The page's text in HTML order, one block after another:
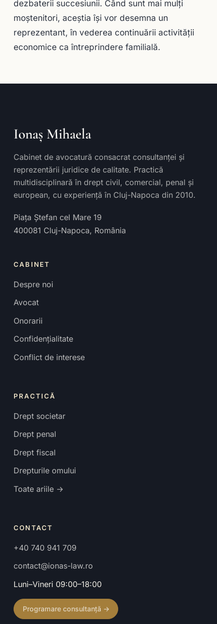
dezbaterii succesiunii. Când sunt mai mulţi
moştenitori, aceştia îşi vor desemna un
reprezentant, în vederea continuării activităţii
economice ca întreprindere familială.
Ionaș Mihaela
Cabinet de avocatură consacrat consultanței și
reprezentării juridice de calitate. Practică
multidisciplinară în drept civil, comercial, penal și
european, cu experiență în Cluj-Napoca din 2010.
Piața Ștefan cel Mare 19
400081 Cluj-Napoca, România
CABINET
Despre noi
Avocat
Onorarii
Confidențialitate
Conflict de interese
PRACTICĂ
Drept societar
Drept penal
Drept fiscal
Drepturile omului
Toate ariile →
CONTACT
+40 740 941 709
contact@ionas-law.ro
Luni–Vineri 09:00–18:00
Programare consultanță →